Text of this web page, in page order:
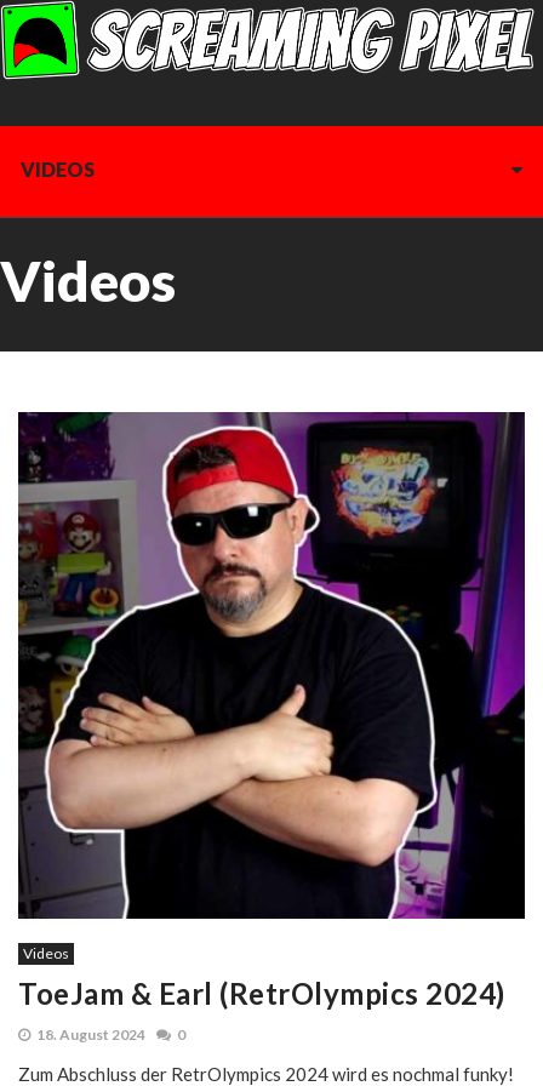
VIDEOS
Videos
Videos
ToeJam & Earl (RetrOlympics 2024)
18. August 2024 0
Zum Abschluss der RetrOlympics 2024 wird es nochmal funky!